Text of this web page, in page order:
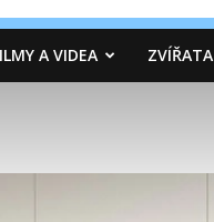
A VIDEA ZVÍŘATA